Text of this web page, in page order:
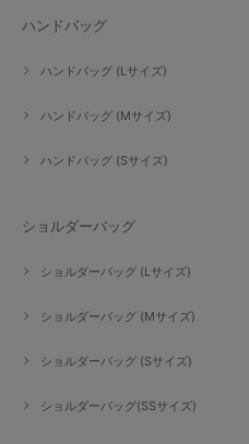
ハンドバッグ
ハンドバッグ (Lサイズ)
ハンドバッグ (Mサイズ)
ハンドバッグ (Sサイズ)
ショルダーバッグ
ショルダーバッグ (Lサイズ)
ショルダーバッグ (Mサイズ)
ショルダーバッグ (Sサイズ)
ショルダーバッグ(SSサイズ)